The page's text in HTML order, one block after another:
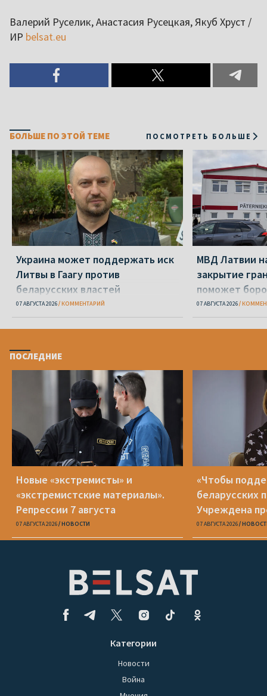
Валерий Руселик, Анастасия Русецкая, Якуб Хруст /
ИР belsat.eu
БОЛЬШЕ ПО ЭТОЙ ТЕМЕ ПОСМОТРЕТЬ БОЛЬШЕ
Украина может поддержать иск
Литвы в Гаагу против
беларусских властей
07 АВГУСТА 2026 КОММЕНТАРИЙ
МВД Латвии
закрытие
поможет
07 АВГУСТА 2026
ПОСЛЕДНИЕ
Новые «экстремисты» и
«экстремистские материалы».
Репрессии 7 августа
07 АВГУСТА 2026 НОВОСТИ
«Чтобы
беларусских
Учреждена
Вежновец
07 АВГУСТА 2026
Категории
Новости
Война